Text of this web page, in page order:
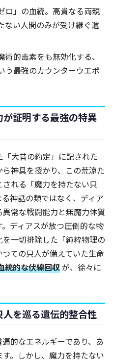
ロ」の血統。高貴なる両親
ない人間のみが受け継ぐ遺
的毒素をも無効化する、
う最強のカウンターウエポ
が証明する最強の特異
大昔の約定」に記された
神具を授かり、この荒涼た
れる「魔力を持たない只
神話の類ではなく、ディア
常な戦闘能力と無魔力体質
ディアスが放つ圧倒的な物
一切排除した「純粋物理の
ての只人が備えていた生命
統的な伏線回収が、徐々に
を巡る遺伝的整合性
的なエネルギーであり、あ
。しかし、魔力を持たない